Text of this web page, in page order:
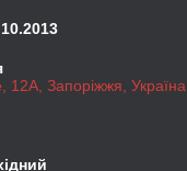
12А, Запоріжжя, Україна